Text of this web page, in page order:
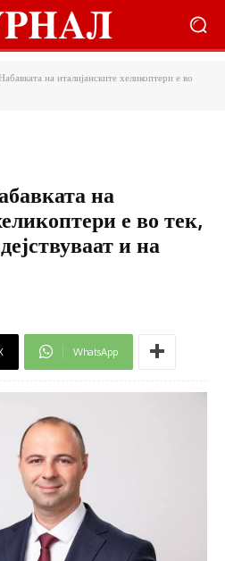
на италијанските хеликоптери е во
на
е во тек,
и на
WhatsApp